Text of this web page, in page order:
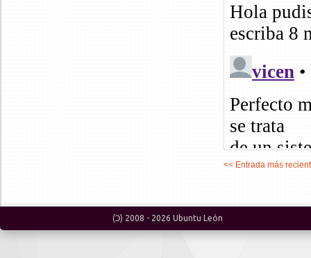
<< Entrada más
(Ɔ) 2008 - 2026 Ubuntu León